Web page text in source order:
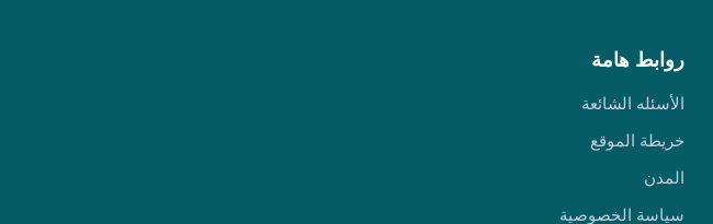
روابط هامة
الأسئله الشائعة
خريطة الموقع
المدن
سياسة الخصوصية